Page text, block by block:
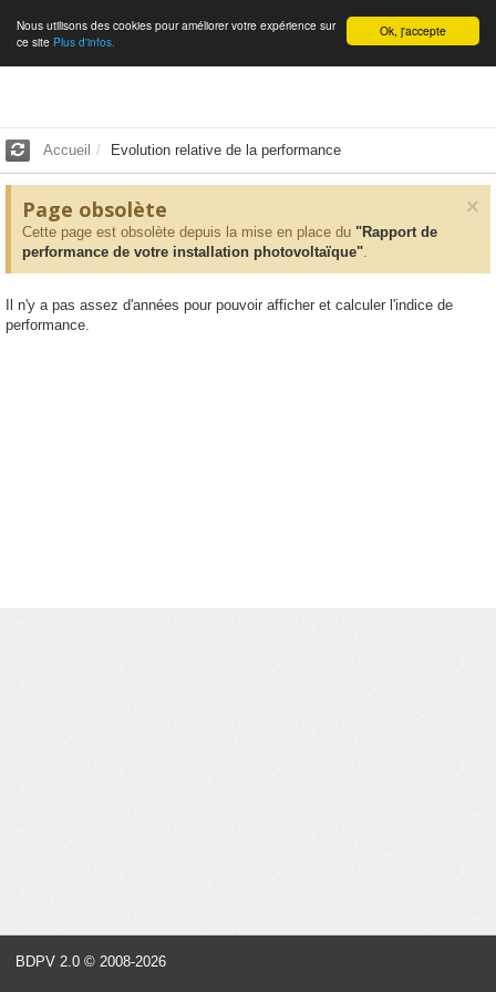
Français Ok, j'accepte
Nous utilisons des cookies pour améliorer votre expérience sur
ce site Plus d'infos.
Accueil Evolution relative de la performance
×
Page obsolète
Cette page est obsolète depuis la mise en place du "Rapport de
performance de votre installation photovoltaïque".
Il n'y a pas assez d'années pour pouvoir afficher et calculer l'indice de
performance.
BDPV 2.0 © 2008-2026